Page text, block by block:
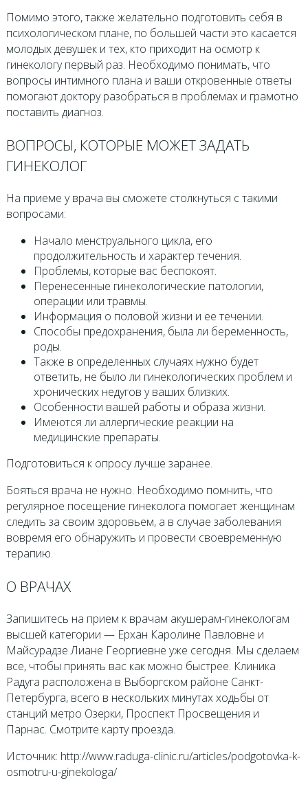
Помимо этого, также желательно подготовить себя в
психологическом плане, по большей части это касается
молодых девушек и тех, кто приходит на осмотр к
гинекологу первый раз. Необходимо понимать, что
вопросы интимного плана и ваши откровенные ответы
помогают доктору разобраться в проблемах и грамотно
поставить диагноз.
ВОПРОСЫ, КОТОРЫЕ МОЖЕТ ЗАДАТЬ
ГИНЕКОЛОГ
На приеме у врача вы сможете столкнуться с такими
вопросами:
Начало менструального цикла, его
продолжительность и характер течения.
Проблемы, которые вас беспокоят.
Перенесенные гинекологические патологии,
операции или травмы.
Информация о половой жизни и ее течении.
Способы предохранения, была ли беременность,
роды.
Также в определенных случаях нужно будет
ответить, не было ли гинекологических проблем и
хронических недугов у ваших близких.
Особенности вашей работы и образа жизни.
Имеются ли аллергические реакции на
медицинские препараты.
Подготовиться к опросу лучше заранее.
Бояться врача не нужно. Необходимо помнить, что
регулярное посещение гинеколога помогает женщинам
следить за своим здоровьем, а в случае заболевания
вовремя его обнаружить и провести своевременную
терапию.
О ВРАЧАХ
Запишитесь на прием к врачам акушерам-гинекологам
высшей категории — Ерхан Каролине Павловне и
Майсурадзе Лиане Георгиевне уже сегодня. Мы сделаем
все, чтобы принять вас как можно быстрее. Клиника
Радуга расположена в Выборгском районе Санкт-
Петербурга, всего в нескольких минутах ходьбы от
станций метро Озерки, Проспект Просвещения и
Парнас. Смотрите карту проезда.
Источник: http://www.raduga-clinic.ru/articles/podgotovka-k-
osmotru-u-ginekologa/